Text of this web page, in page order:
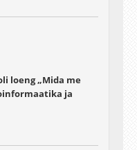
loeng „Mida me
ja